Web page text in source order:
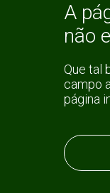
A
não
Que tal
campo
página